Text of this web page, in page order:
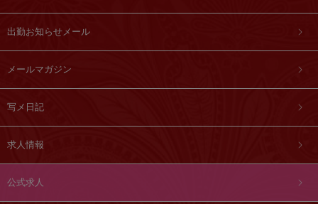
出勤お知らせメール
メールマガジン
写メ日記
求人情報
公式求人